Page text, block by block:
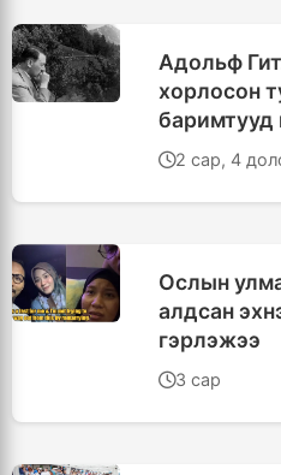
Адольф
хорлосон
баримтууд
2 сар, 4
Ослын
алдсан
гэрлэжээ
3 сар